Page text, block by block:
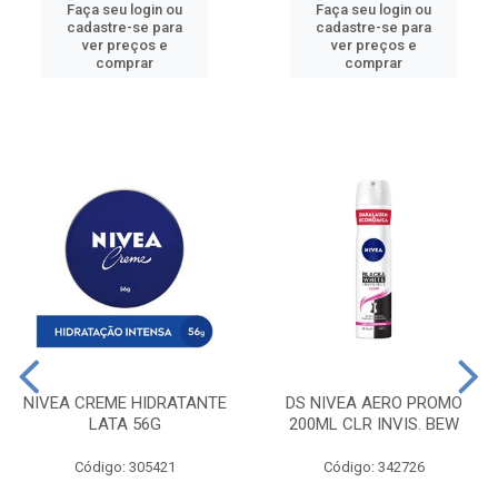
Faça seu login ou
cadastre-se para
ver preços e
comprar
Faça seu login ou
cadastre-se para
ver preços e
comprar
NIVEA CREME HIDRATANTE
LATA 56G
Código: 305421
DS NIVEA AERO PROMO
200ML CLR INVIS. BEW
Código: 342726